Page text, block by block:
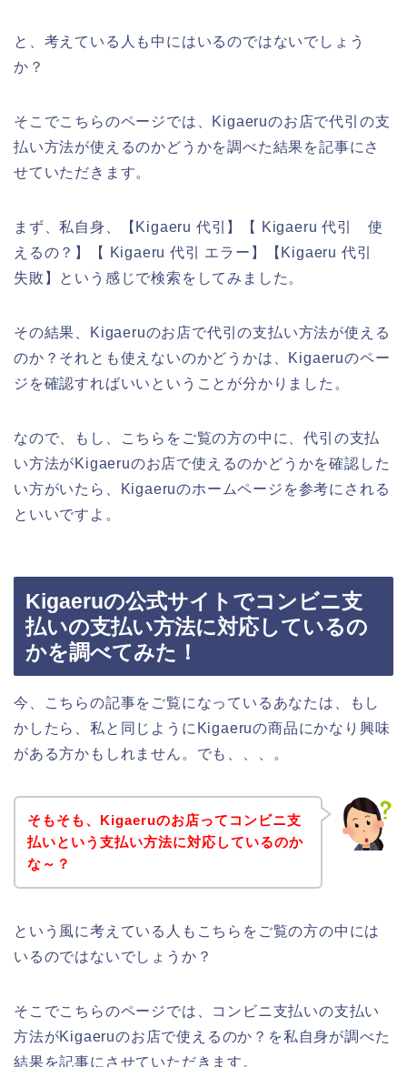
と、考えている人も中にはいるのではないでしょう
か？
そこでこちらのページでは、Kigaeruのお店で代引の支
払い方法が使えるのかどうかを調べた結果を記事にさ
せていただきます。
まず、私自身、【Kigaeru 代引】【 Kigaeru 代引 使
えるの？】【 Kigaeru 代引 エラー】【Kigaeru 代引
失敗】という感じで検索をしてみました。
その結果、Kigaeruのお店で代引の支払い方法が使える
のか？それとも使えないのかどうかは、Kigaeruのペー
ジを確認すればいいということが分かりました。
なので、もし、こちらをご覧の方の中に、代引の支払
い方法がKigaeruのお店で使えるのかどうかを確認した
い方がいたら、Kigaeruのホームページを参考にされる
といいですよ。
Kigaeruの公式サイトでコンビニ支
払いの支払い方法に対応しているの
かを調べてみた！
今、こちらの記事をご覧になっているあなたは、もし
かしたら、私と同じようにKigaeruの商品にかなり興味
がある方かもしれません。でも、、、。
そもそも、Kigaeruのお店ってコンビニ支
払いという支払い方法に対応しているのか
な～？
という風に考えている人もこちらをご覧の方の中には
いるのではないでしょうか？
そこでこちらのページでは、コンビニ支払いの支払い
方法がKigaeruのお店で使えるのか？を私自身が調べた
結果を記事にさせていただきます。